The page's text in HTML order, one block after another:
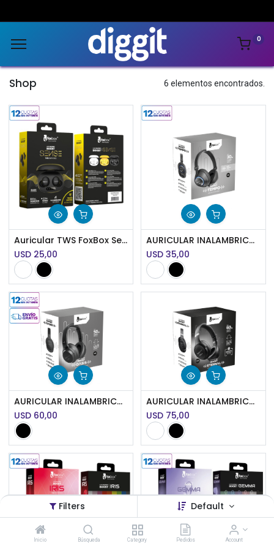
Filters Default
Inicio Búsqueda Category Pedidos Account
0
Shop 6 elementos encontrados.
Auricular TWS FoxBox Sense
USD 25,00
AURICULAR INALAMBRICO FOXBOX BOOST TEMPO
USD 35,00
AURICULAR INALAMBRICO FOXBOX BOOST OASIS
USD 60,00
AURICULAR INALAMBRICO FOXBOX BOOST ETERNAL
USD 75,00